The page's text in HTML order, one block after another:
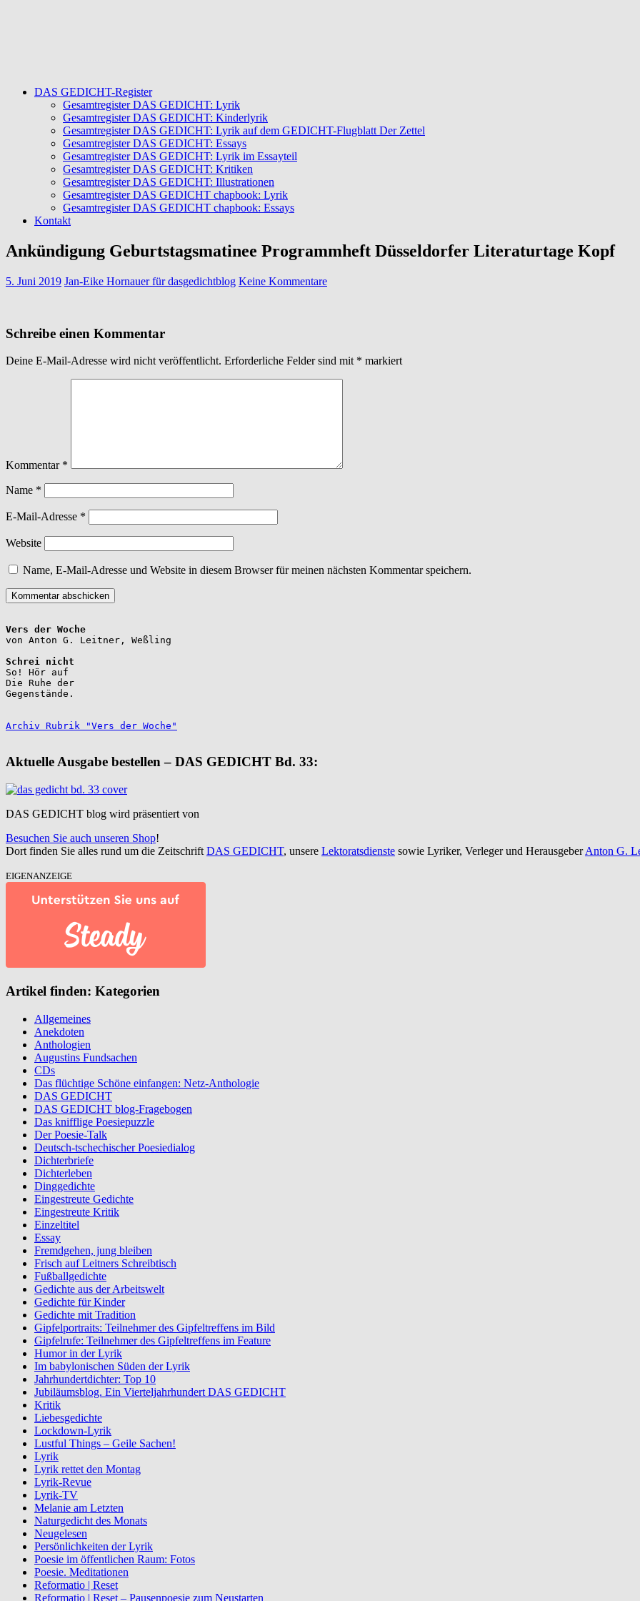
DAS GEDICHT-Register
Gesamtregister DAS GEDICHT: Lyrik
Gesamtregister DAS GEDICHT: Kinderlyrik
Gesamtregister DAS GEDICHT: Lyrik auf dem GEDICHT-Flugblatt Der Zettel
Gesamtregister DAS GEDICHT: Essays
Gesamtregister DAS GEDICHT: Lyrik im Essayteil
Gesamtregister DAS GEDICHT: Kritiken
Gesamtregister DAS GEDICHT: Illustrationen
Gesamtregister DAS GEDICHT chapbook: Lyrik
Gesamtregister DAS GEDICHT chapbook: Essays
Kontakt
Ankündigung Geburtstagsmatinee Programmheft Düsseldorfer Literaturtage Kopf
5. Juni 2019 Jan-Eike Hornauer für dasgedichtblog Keine Kommentare
Schreibe einen Kommentar
Deine E-Mail-Adresse wird nicht veröffentlicht. Erforderliche Felder sind mit * markiert
Kommentar *
Name *
E-Mail-Adresse *
Website
Name, E-Mail-Adresse und Website in diesem Browser für meinen nächsten Kommentar speichern.
Vers der Woche
Schrei nicht
So! Hör auf
Die Ruhe der
Gegenstände.
Archiv Rubrik "Vers der Woche"
Aktuelle Ausgabe bestellen – DAS GEDICHT Bd. 33:
DAS GEDICHT blog wird präsentiert von
Besuchen Sie auch unseren Shop!
Dort finden Sie alles rund um die Zeitschrift DAS GEDICHT, unsere Lektoratsdienste sowie Lyriker, Verleger und HerausgeberAnton G.
EIGENANZEIGE
Artikel finden: Kategorien
Allgemeines
Anekdoten
Anthologien
Augustins Fundsachen
CDs
Das flüchtige Schöne einfangen: Netz-Anthologie
DAS GEDICHT
DAS GEDICHT blog-Fragebogen
Das knifflige Poesiepuzzle
Der Poesie-Talk
Deutsch-tschechischer Poesiedialog
Dichterbriefe
Dichterleben
Dinggedichte
Eingestreute Gedichte
Eingestreute Kritik
Einzeltitel
Essay
Fremdgehen, jung bleiben
Frisch auf Leitners Schreibtisch
Fußballgedichte
Gedichte aus der Arbeitswelt
Gedichte für Kinder
Gedichte mit Tradition
Gipfelportraits: Teilnehmer des Gipfeltreffens im Bild
Gipfelrufe: Teilnehmer des Gipfeltreffens im Feature
Humor in der Lyrik
Im babylonischen Süden der Lyrik
Jahrhundertdichter: Top 10
Jubiläumsblog. Ein Vierteljahrhundert DAS GEDICHT
Kritik
Liebesgedichte
Lockdown-Lyrik
Lustful Things – Geile Sachen!
Lyrik
Lyrik rettet den Montag
Lyrik-Revue
Lyrik-TV
Melanie am Letzten
Naturgedicht des Monats
Neugelesen
Persönlichkeiten der Lyrik
Poesie im öffentlichen Raum: Fotos
Poesie. Meditationen
Reformatio | Reset
Reformatio | Reset – Pausenpoesie zum Neustarten